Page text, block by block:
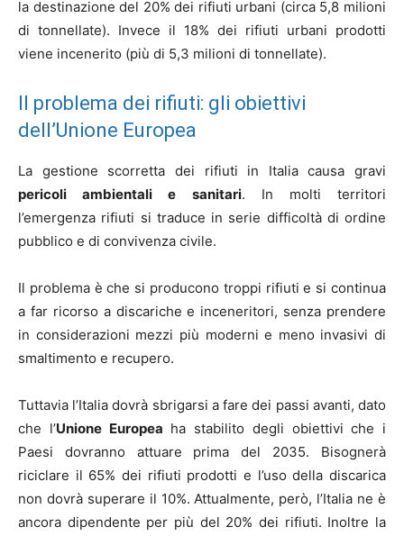
la destinazione del 20% dei rifiuti urbani (circa 5,8 milioni
di tonnellate). Invece il 18% dei rifiuti urbani prodotti
viene incenerito (più di 5,3 milioni di tonnellate).
Il problema dei rifiuti: gli obiettivi
dell’Unione Europea
La gestione scorretta dei rifiuti in Italia causa gravi
pericoli ambientali e sanitari. In molti territori
l’emergenza rifiuti si traduce in serie difficoltà di ordine
pubblico e di convivenza civile.
Il problema è che si producono troppi rifiuti e si continua
a far ricorso a discariche e inceneritori, senza prendere
in considerazioni mezzi più moderni e meno invasivi di
smaltimento e recupero.
Tuttavia l’Italia dovrà sbrigarsi a fare dei passi avanti, dato
che l’Unione Europea ha stabilito degli obiettivi che i
Paesi dovranno attuare prima del 2035. Bisognerà
riciclare il 65% dei rifiuti prodotti e l’uso della discarica
non dovrà superare il 10%. Attualmente, però, l’Italia ne è
ancora dipendente per più del 20% dei rifiuti. Inoltre la